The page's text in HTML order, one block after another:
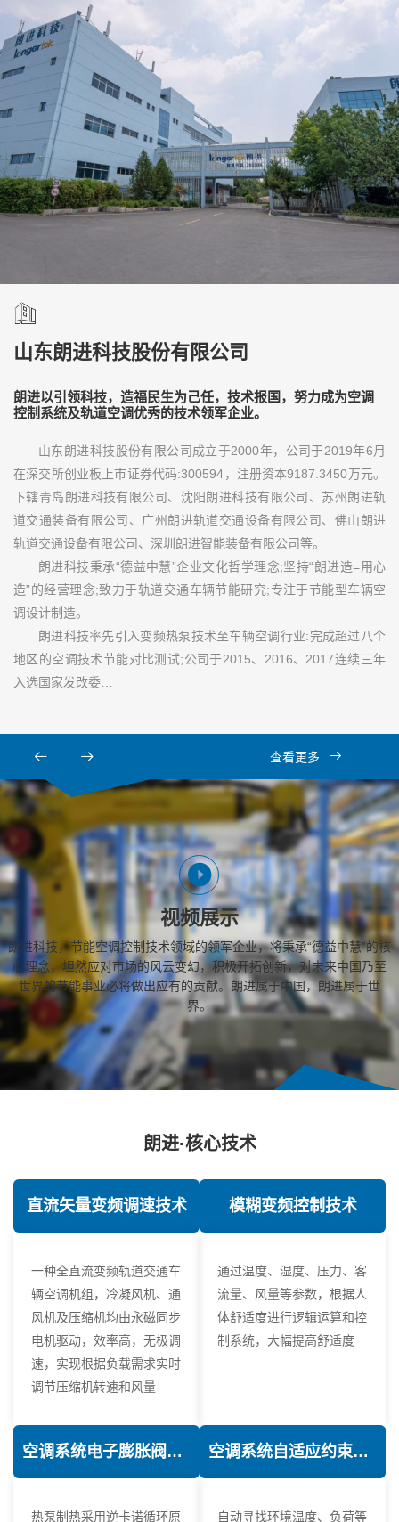
山东朗进科技股份有限公司
朗进以引领科技，造福民生为己任，技术报国，努力成为空调
控制系统及轨道空调优秀的技术领军企业。
山东朗进科技股份有限公司成立于2000年，公司于2019年6月
在深交所创业板上市证券代码:300594，注册资本9187.3450万元。
下辖青岛朗进科技有限公司、沈阳朗进科技有限公司、苏州朗进轨
道交通装备有限公司、广州朗进轨道交通设备有限公司、佛山朗进
轨道交通设备有限公司、深圳朗进智能装备有限公司等。
朗进科技秉承“德益中慧”企业文化哲学理念;坚持“朗进造=用心
造”的经营理念;致力于轨道交通车辆节能研究;专注于节能型车辆空
调设计制造。
朗进科技率先引入变频热泵技术至车辆空调行业:完成超过八个
地区的空调技术节能对比测试;公司于2015、2016、2017连续三年
入选国家发改委…
查看更多
视频展示
朗进科技，节能空调控制技术领域的领军企业，将秉承“德益中慧”的核
心理念，坦然应对市场的风云变幻，积极开拓创新，对未来中国乃至
世界的节能事业必将做出应有的贡献。朗进属于中国，朗进属于世
界。
朗进·核心技术
直流矢量变频调速技术
一种全直流变频轨道交通车
辆空调机组，冷凝风机、通
风机及压缩机均由永磁同步
电机驱动，效率高，无极调
速，实现根据负载需求实时
调节压缩机转速和风量
模糊变频控制技术
通过温度、湿度、压力、客
流量、风量等参数，根据人
体舒适度进行逻辑运算和控
制系统，大幅提高舒适度
空调系统电子膨胀阀热力学优化技术
热泵制热采用逆卡诺循环原
空调系统自适应约束控制技术
自动寻找环境温度、负荷等